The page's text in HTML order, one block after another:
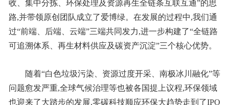
收、集中分拣、环保处理及资源再生全链条互联互通”的思
路,并带领原创团队成立了爱博绿。在发展的过程中,我们通
过“前端、后端、云端”三端共同发力,进一步构建了“全链路
可追溯体系、再生材料供应及碳资产沉淀”三个核心优势。
随着“白色垃圾污染、资源过度开采、南极冰川融化”等
问题愈发严重,全球气候治理等也被各国提上议程,环保领域
也迎来了大踏步的发展,零碳科技顺应环保大趋势走到了IPO